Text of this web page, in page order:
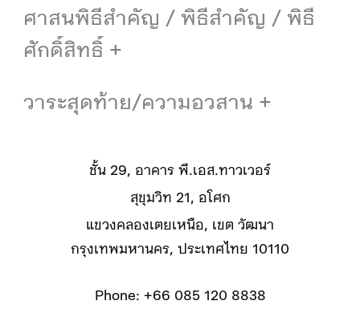
ศาสนพิธีสำคัญ / พิธีสำคัญ / พิธี
ศักดิ์สิทธิ์ +
วาระสุดท้าย/ความอวสาน +
ชั้น 29, อาคาร พี.เอส.ทาวเวอร์
สุขุมวิท 21, อโศก
แขวงคลองเตยเหนือ, เขต วัฒนา
กรุงเทพมหานคร, ประเทศไทย 10110
Phone: +66 085 120 8838